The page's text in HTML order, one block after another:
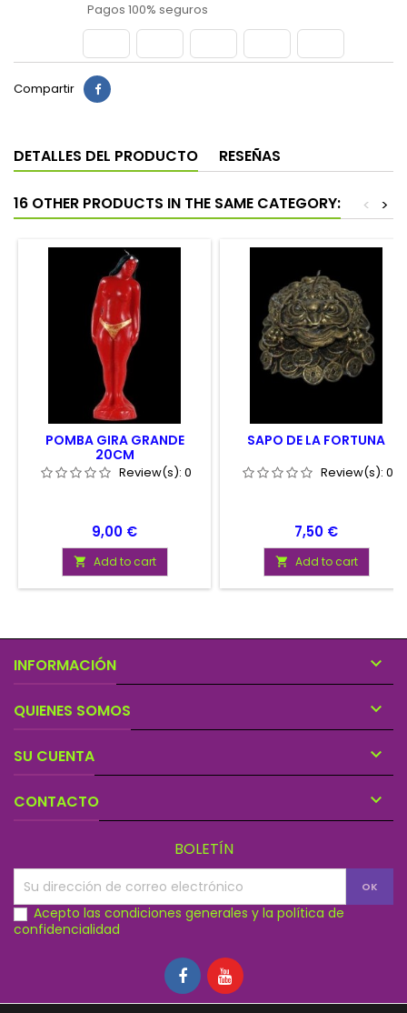
Pagos 100% seguros
Compartir
DETALLES DEL PRODUCTO RESEÑAS
16 OTHER PRODUCTS IN THE SAME CATEGORY: >
<
POMBA GIRA GRANDE
20CM
Review(s): 0
Price
9,00 €
 Add to cart
SAPO DE LA FORTUNA
Review(s): 0
Price
7,50 €
 Add to cart
INFORMACIÓN 
QUIENES SOMOS 
SU CUENTA 
CONTACTO 
BOLETÍN
Acepto las condiciones generales y la política de
confidencialidad